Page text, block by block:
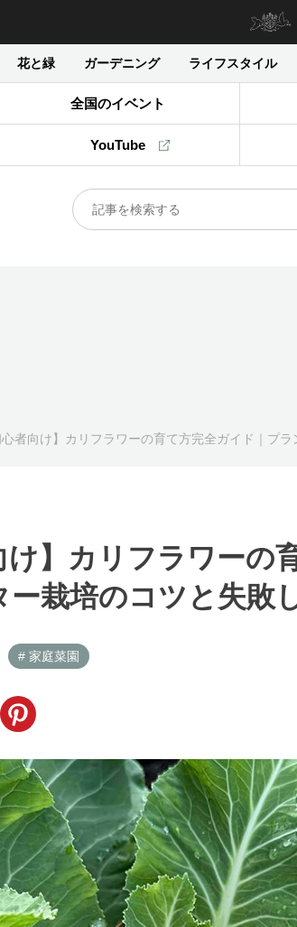
花と緑 ガーデニング ライフスタイル
全国のイベント
YouTube
心者向け】カリフラワーの育て方完全ガイド｜プ
け】カリフラワーの
ー栽培のコツと失敗
# 家庭菜園